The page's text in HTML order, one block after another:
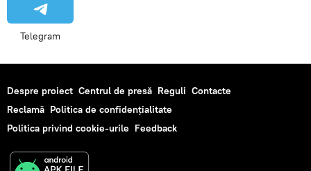
Telegram
Despre proiect Centrul de presă Reguli Contacte
Reclamă Politica de confidențialitate
Politica privind cookie-urile Feedback